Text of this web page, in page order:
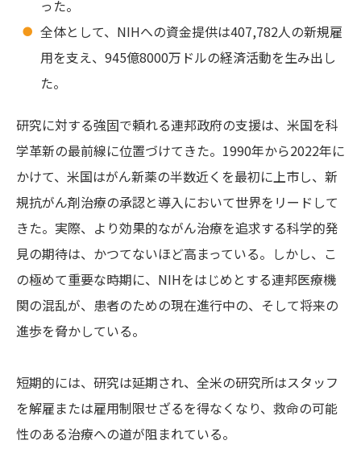
った。
全体として、NIHへの資金提供は407,782人の新規雇
用を支え、945億8000万ドルの経済活動を生み出し
た。
研究に対する強固で頼れる連邦政府の支援は、米国を科
学革新の最前線に位置づけてきた。1990年から2022年に
かけて、米国はがん新薬の半数近くを最初に上市し、新
規抗がん剤治療の承認と導入において世界をリードして
きた。実際、より効果的ながん治療を追求する科学的発
見の期待は、かつてないほど高まっている。しかし、こ
の極めて重要な時期に、NIHをはじめとする連邦医療機
関の混乱が、患者のための現在進行中の、そして将来の
進歩を脅かしている。
短期的には、研究は延期され、全米の研究所はスタッフ
を解雇または雇用制限せざるを得なくなり、救命の可能
性のある治療への道が阻まれている。